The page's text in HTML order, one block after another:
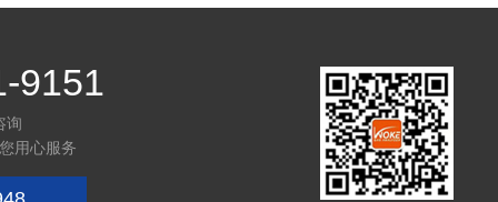
9151
询
用心服务